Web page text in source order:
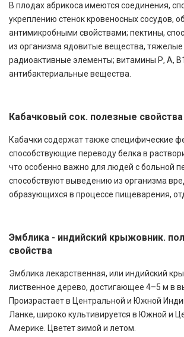
В плодах абрикоса имеются соединения,
укреплению стенок кровеносных сосудов,
антимикробными свойствами; пектины,
из организма ядовитые вещества,
радиоактивные элементы; витамины Р, А,
антибактериальные вещества.
Кабачковый сок. полезные
Кабачки содержат также специфические
способствующие переводу белка в
что особенно важно для людей с больной
способствуют выведению из организма
образующихся в процессе пищеварения,
Эмблика - индийский крыжовник.
свойства
Эмблика лекарственная, или индийский
лиственное дерево, достигающее 4–5 м в
Произрастает в Центральной и Южной
Ланке, широко культивируется в Южной и
Америке. Цветет зимой и летом.